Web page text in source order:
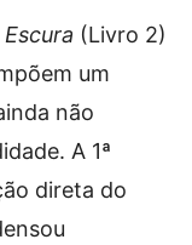
(Livro 2)
um
não
A 1ª
direta do